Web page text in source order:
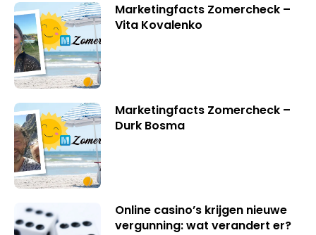
Marketingfacts Zomercheck –
Vita Kovalenko
Marketingfacts Zomercheck –
Durk Bosma
Online casino’s krijgen nieuwe
vergunning: wat verandert er?